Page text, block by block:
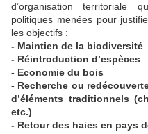
d’organisation territoriale
politiques menées pour
les objectifs :
- Maintien de la biodiversité
- Réintroduction d’espèces
- Economie du bois
- Recherche ou
d’éléments traditionnels
etc.)
- Retour des haies en pays